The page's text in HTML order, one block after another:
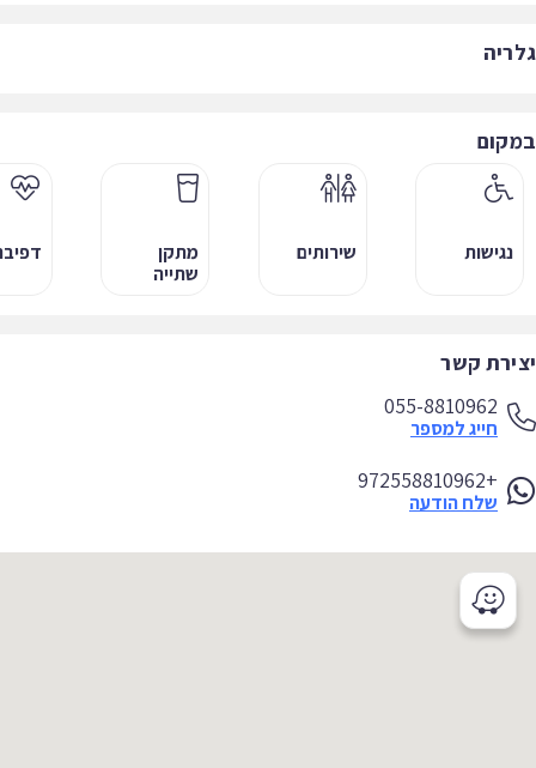
נגישות שירותים
מתקן
שתייה
קשר
055-8810962
חייג למספר
+972558810962
שלח הודעה